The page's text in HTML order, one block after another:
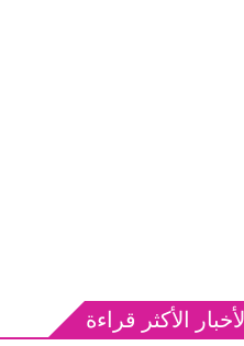
الأخبار الأكثر قراءة